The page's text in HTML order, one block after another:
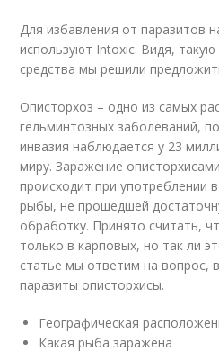
Для избавления от паразитов
используют Intoxic. Видя, такую
средства мы решили
Описторхоз – одно из самых
гельминтозных заболеваний,
инвазия наблюдается у 23
миру. Заражение
происходит при употреблении
рыбы, не прошедшей
обработку. Принято считать,
только в карповых, но так ли
статье мы ответим на вопрос,
паразиты описторхисы.
Географическая
Какая рыба заражена